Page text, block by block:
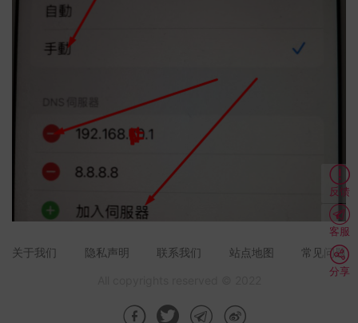
反馈
客服
分享
关于我们 隐私声明 联系我们 站点地图 常见问题